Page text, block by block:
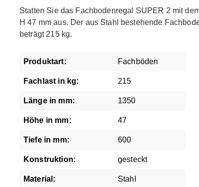
Statten Sie das Fachbodenregal SUPER 2 mit
H 47 mm aus. Der aus Stahl bestehende
beträgt 215 kg.
Produktart: Fachböden
Fachlast in kg: 215
Länge in mm: 1350
Höhe in mm: 47
Tiefe in mm: 600
Konstruktion: gesteckt
Material: Stahl